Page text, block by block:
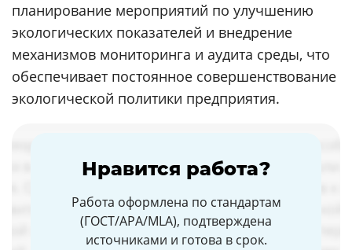
планирование мероприятий по улучшению
экологических показателей и внедрение
механизмов мониторинга и аудита среды, что
обеспечивает постоянное совершенствование
экологической политики предприятия.
Нравится работа?
Работа оформлена по стандартам
(ГОСТ/APA/MLA), подтверждена
источниками и готова в срок.